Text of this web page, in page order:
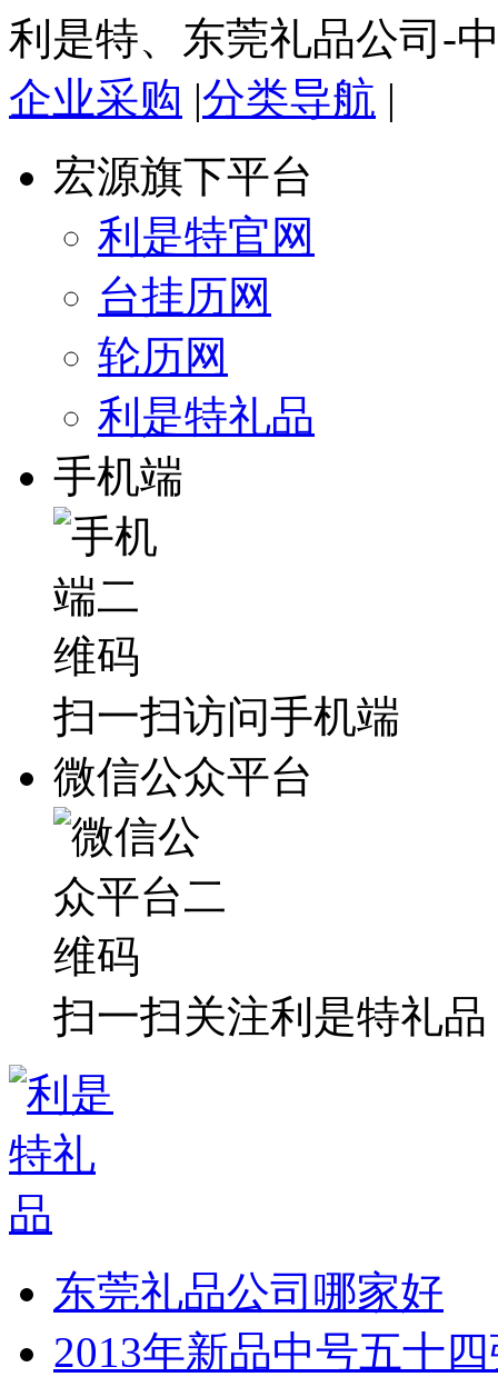
利是特、东莞礼品公司-
企业采购 |分类导航 |
宏源旗下平台
利是特官网
台挂历网
轮历网
利是特礼品
手机端
扫一扫访问手机端
微信公众平台
扫一扫关注利是特礼品
东莞礼品公司哪家好
2013年新品中号五十